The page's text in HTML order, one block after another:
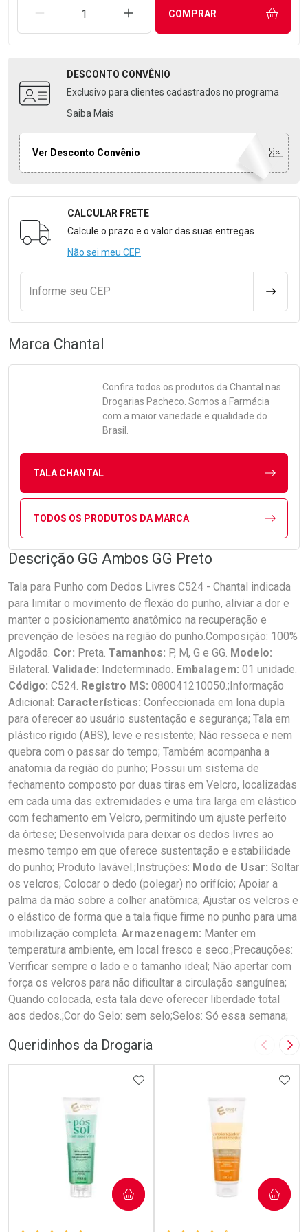
REMOVER UMA UNIDADEAUMENTAR UMA UNIDADE
COMPRAR
DESCONTO CONVÊNIO
Exclusivo para clientes cadastrados no programa
Saiba Mais
Ver Desconto Convênio
Formulário para Calcular o Frete
CALCULAR FRETE
Calcule o prazo e o valor das suas entregas
Não sei meu CEP
Informe seu CEP
Marca Chantal
Confira todos os produtos da Chantal nas
Drogarias Pacheco. Somos a Farmácia
com a maior variedade e qualidade do
Brasil.
TALA CHANTAL
TODOS OS PRODUTOS DA MARCA
Descrição GG Ambos GG Preto
Tala para Punho com Dedos Livres C524 - Chantal indicada
para limitar o movimento de flexão do punho, aliviar a dor e
manter o posicionamento anatômico na recuperação e
prevenção de lesões na região do punho.Composição: 100%
Algodão. Cor: Preta. Tamanhos: P, M, G e GG. Modelo:
Bilateral. Validade: Indeterminado. Embalagem: 01 unidade.
Código: C524. Registro MS: 080041210050.;Informação
Adicional: Características: Confeccionada em lona dupla
para oferecer ao usuário sustentação e segurança; Tala em
plástico rígido (ABS), leve e resistente; Não resseca e nem
quebra com o passar do tempo; Também acompanha a
anatomia da região do punho; Possui um sistema de
fechamento composto por duas tiras em Velcro, localizadas
em cada uma das extremidades e uma tira larga em elástico
com fechamento em Velcro, permitindo um ajuste perfeito
da órtese; Desenvolvida para deixar os dedos livres ao
mesmo tempo em que oferece sustentação e estabilidade
do punho; Produto lavável.;Instruções: Modo de Usar: Soltar
os velcros; Colocar o dedo (polegar) no orifício; Apoiar a
palma da mão sobre a colher anatômica; Ajustar os velcros e
o elástico de forma que a tala fique firme no punho para uma
imobilização completa. Armazenagem: Manter em
temperatura ambiente, em local fresco e seco.;Precauções:
Verificar sempre o lado e o tamanho ideal; Não apertar com
força os velcros para não dificultar a circulação sanguínea;
Quando colocada, esta tala deve oferecer liberdade total
aos dedos.;Cor do Selo: sem selo;Selos: Só essa semana;
Queridinhos da Drogaria Imagem
ADICIONAR AOS FAVORITOS
COMPRAR COMPRAR